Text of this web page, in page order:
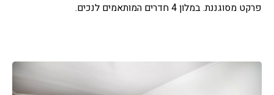
פרקט מסוגננת. במלון 4 חדרים המותאמים לנכים.